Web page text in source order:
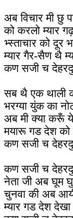
अब विचार मी छु
को करलो म्यार
भ्स्ताचार को दूर
म्यार गैर-सैण थै
कण सजी च
सब थै एक थाली
भरग्या युंक का
अब मी क्या करूँ ये
मयारू गड देश
कण सजी च
कण सजी च
नेता जी अब घूम
चुनवा की अब
म्यार गड देश